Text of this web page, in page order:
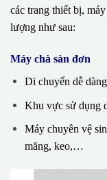
các trang thiết bị,
lượng như sau:
Máy chà sàn đơn
Di chuyển dễ
Khu vực sử dụng
Máy chuyên vệ
măng, keo,…